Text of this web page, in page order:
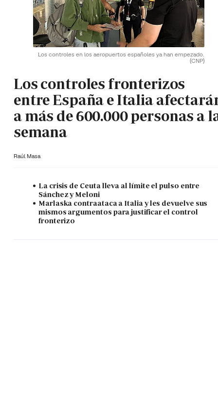
Los controles en los aeropuertos españoles ya han empezado.
(CNP)
Los controles fronterizos
entre España e Italia
a más de 600.000 personas a
semana
Raúl Masa
La crisis de Ceuta lleva al límite el pulso entre
Sánchez y Meloni
Marlaska contraataca a Italia y les devuelve sus
mismos argumentos para justificar el control
fronterizo